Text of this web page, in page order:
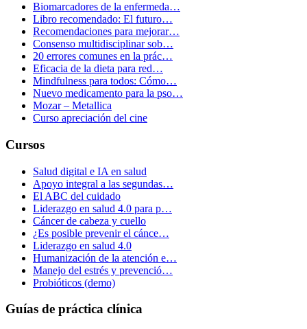
Biomarcadores de la enfermeda…
Libro recomendado: El futuro…
Recomendaciones para mejorar…
Consenso multidisciplinar sob…
20 errores comunes en la prác…
Eficacia de la dieta para red…
Mindfulness para todos: Cómo…
Nuevo medicamento para la pso…
Mozar – Metallica
Curso apreciación del cine
Cursos
Salud digital e IA en salud
Apoyo integral a las segundas…
El ABC del cuidado
Liderazgo en salud 4.0 para p…
Cáncer de cabeza y cuello
¿Es posible prevenir el cánce…
Liderazgo en salud 4.0
Humanización de la atención e…
Manejo del estrés y prevenció…
Probióticos (demo)
Guías de práctica clínica